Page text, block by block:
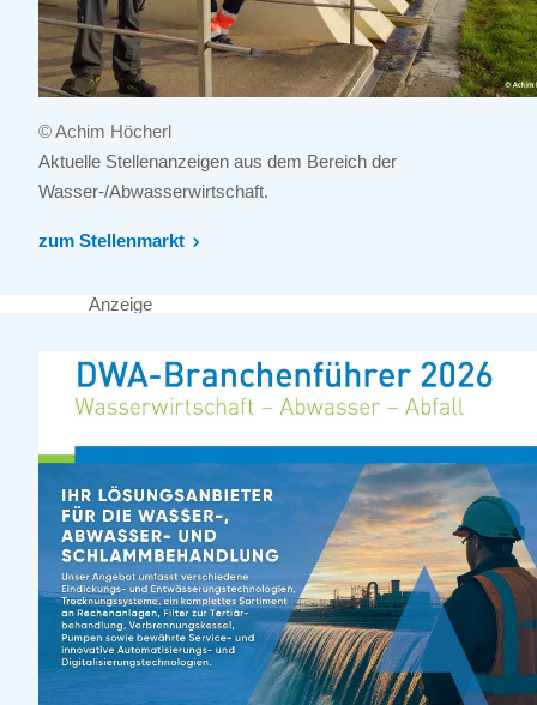
© Achim Höcherl
Aktuelle Stellenanzeigen aus dem Bereich der
Wasser-/Abwasserwirtschaft.
zum Stellenmarkt
Anzeige